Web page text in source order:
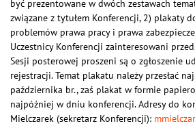
być prezentowane w dwóch zestawach
związane z tytułem Konferencji, 2) plakaty
problemów prawa pracy i prawa
Uczestnicy Konferencji zainteresowani
Sesji posterowej proszeni są o zgłoszenie
rejestracji. Temat plakatu należy przesłać
października br., zaś plakat w formie
najpóźniej w dniu konferencji. Adresy do
Mielczarek (sekretarz Konferencji):